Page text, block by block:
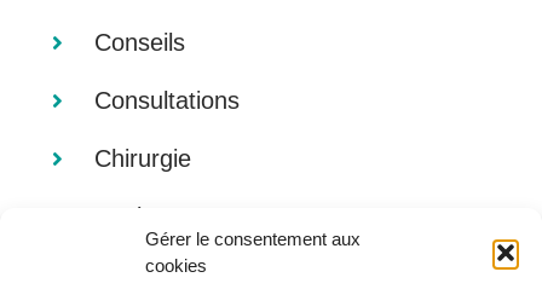
Gérer le consentement aux
cookies
Conseils
Consultations
Chirurgie
Analyses
Imagerie